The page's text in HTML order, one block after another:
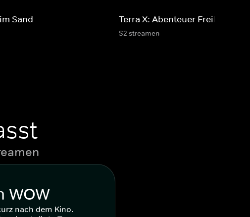
Sand Terra X: Abenteuer Freiheit
S2 streamen
WOW
nach dem Kino.